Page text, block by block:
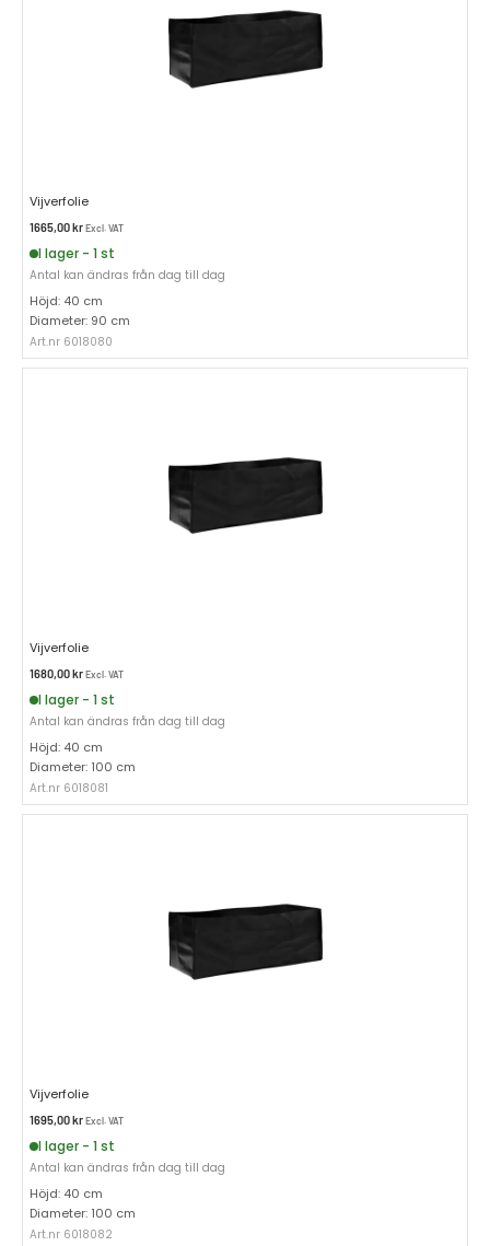
Vijverfolie
1665,00krExcl. VAT
I lager - 1 st
Antal kan ändras från dag till dag
Höjd: 40 cm
Diameter: 90 cm
Art.nr 6018080
Vijverfolie
1680,00krExcl. VAT
I lager - 1 st
Antal kan ändras från dag till dag
Höjd: 40 cm
Diameter: 100 cm
Art.nr 6018081
Vijverfolie
1695,00krExcl. VAT
I lager - 1 st
Antal kan ändras från dag till dag
Höjd: 40 cm
Diameter: 100 cm
Art.nr 6018082